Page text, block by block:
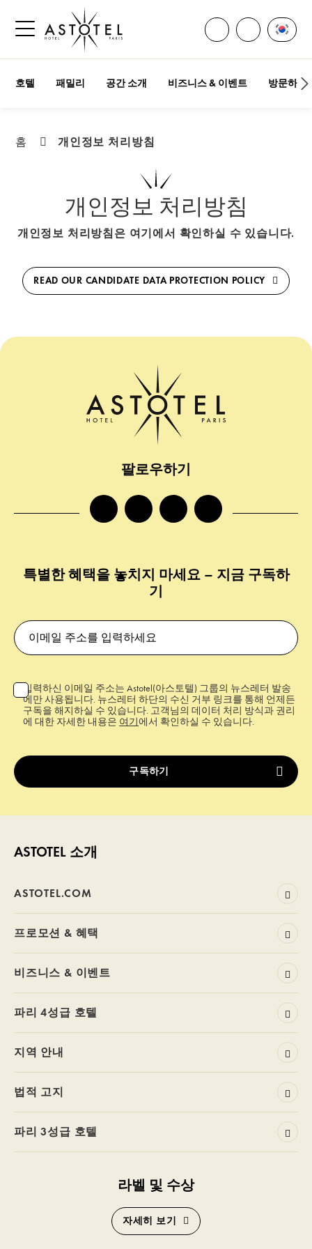
사이드바 메뉴 열기
모든 연락처 열기
전화주세요
언어
호텔 패밀리 공간 소개 비즈니스 & 이벤트 방문하기
홈 개인정보 처리방침
개인정보 처리방침
개인정보 처리방침은 여기에서 확인하실 수 있습니다.
READ OUR CANDIDATE DATA PROTECTION POLICY
팔로우하기
facebookinstagramtwitter tiktok
특별한 혜택을 놓치지 마세요 – 지금 구독하
기
입력하신 이메일 주소는 Astotel(아스토텔) 그룹의 뉴스레터 발송
에만 사용됩니다. 뉴스레터 하단의 수신 거부 링크를 통해 언제든
구독을 해지하실 수 있습니다. 고객님의 데이터 처리 방식과 권리
에 대한 자세한 내용은 여기에서 확인하실 수 있습니다.
ASTOTEL 소개
ASTOTEL.COM
프로모션 & 혜택
비즈니스 & 이벤트
파리 4성급 호텔
지역 안내
법적 고지
파리 3성급 호텔
라벨 및 수상
자세히 보기